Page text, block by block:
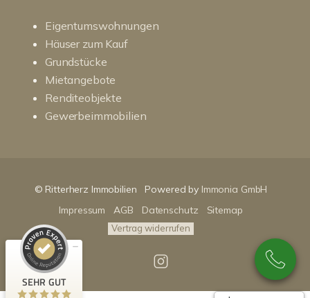
Eigentumswohnungen
Häuser zum Kauf
Grundstücke
Mietangebote
Renditeobjekte
Gewerbeimmobilien
© Ritterherz Immobilien Powered by Immonia GmbH
Impressum
AGB Datenschutz Sitemap
Vertrag widerrufen
SEHR GUT
100%
Empfehlungen auf
ProvenExpert.com
SEHR GUT
4,86 / 5,00
159
Bewertungen von 3
anderen Quellen